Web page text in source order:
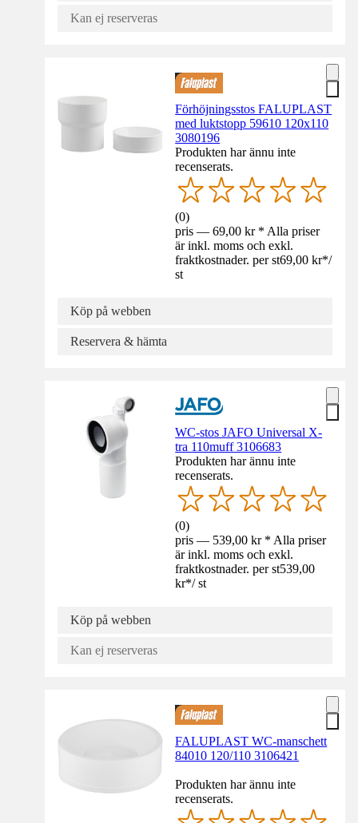
Kan ej reserveras
Förhöjningsstos FALUPLAST
med luktstopp 59610 120x110
3080196
Produkten har ännu inte
recenserats.
(0)
pris — 69,00 kr * Alla priser
är inkl. moms och exkl.
fraktkostnader. per st69,00 kr*/
st
Köp på webben
Reservera & hämta
WC-stos JAFO Universal X-
tra 110muff 3106683
Produkten har ännu inte
recenserats.
(0)
pris — 539,00 kr * Alla priser
är inkl. moms och exkl.
fraktkostnader. per st539,00
kr*/ st
Köp på webben
Kan ej reserveras
FALUPLAST WC-manschett
84010 120/110 3106421
Produkten har ännu inte
recenserats.